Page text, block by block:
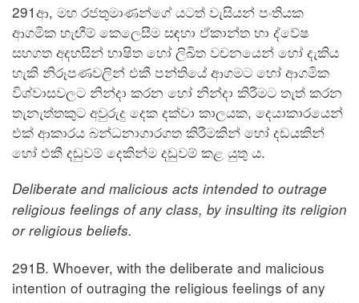
291ආ, මහ රජතුමාණන්ගේ යටත් වැසියන් පංතියක
ආගමික හැඟීම් කෙලෙසීම සඳහා ඒකාන්ත හා ද්වේෂ
සහගත අදහසින් භාෂිත හෝ ලිඛිත වචනයෙන් හෝ දැකිය
හැකි නිරූපණවලින් එකී පන්තියේ ආගමට හෝ ආගමික
විශ්වාසවලට නින්දා කරන හෝ නින්දා කිරීමට තැත් කරන
තැනැත්තකුට අවුරුදු දෙක දක්වා කාලයක, දෙයාකාරයෙන්
එක් ආකාරය බන්ධනාගාරගත කිරීමකින් හෝ දඩයකින්
හෝ එකී දඬුවම් දෙකින්ම දඬුවම් කළ යුතු ය.
Deliberate and malicious acts intended to outrage
religious feelings of any class, by insulting its religion
or religious beliefs.
291B. Whoever, with the deliberate and malicious
intention of outraging the religious feelings of any